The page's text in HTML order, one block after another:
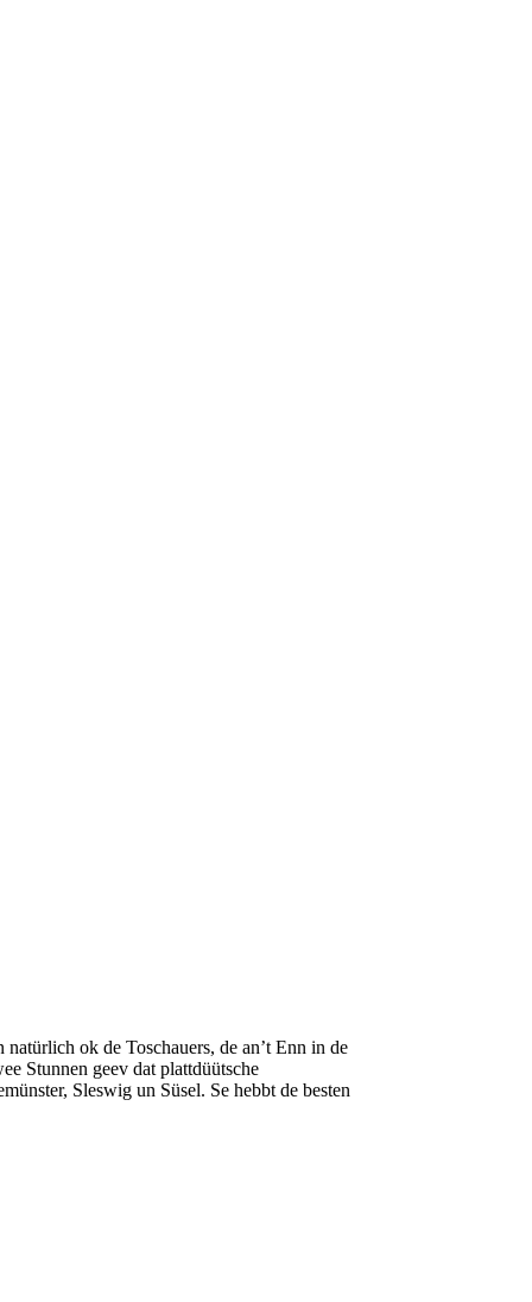
ok de Toschauers, de an’t Enn in de
Stunnen geev dat plattdüütsche
Sleswig un Süsel. Se hebbt de besten